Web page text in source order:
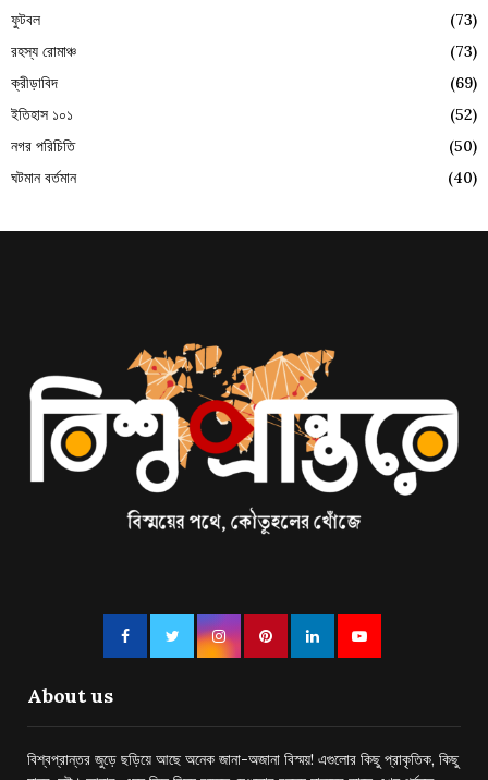
ফুটবল
(73)
রহস্য রোমাঞ্চ
(73)
ক্রীড়াবিদ
(69)
ইতিহাস ১০১
(52)
নগর পরিচিতি
(50)
ঘটমান বর্তমান
(40)
About us
বিশ্বপ্রান্তর জুড়ে ছড়িয়ে আছে অনেক জানা-অজানা বিস্ময়! এগুলোর কিছু প্রাকৃতিক, কিছু